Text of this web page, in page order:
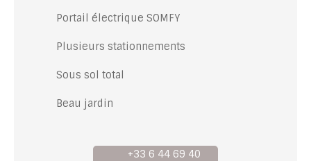
Portail électrique SOMFY
Plusieurs stationnements
Sous sol total
Beau jardin
+33 6 44 69 40